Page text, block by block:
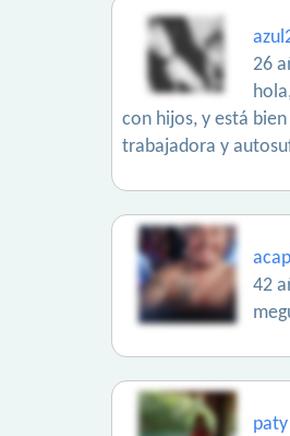
26
con hijos, y está
trabajadora y
42
paty